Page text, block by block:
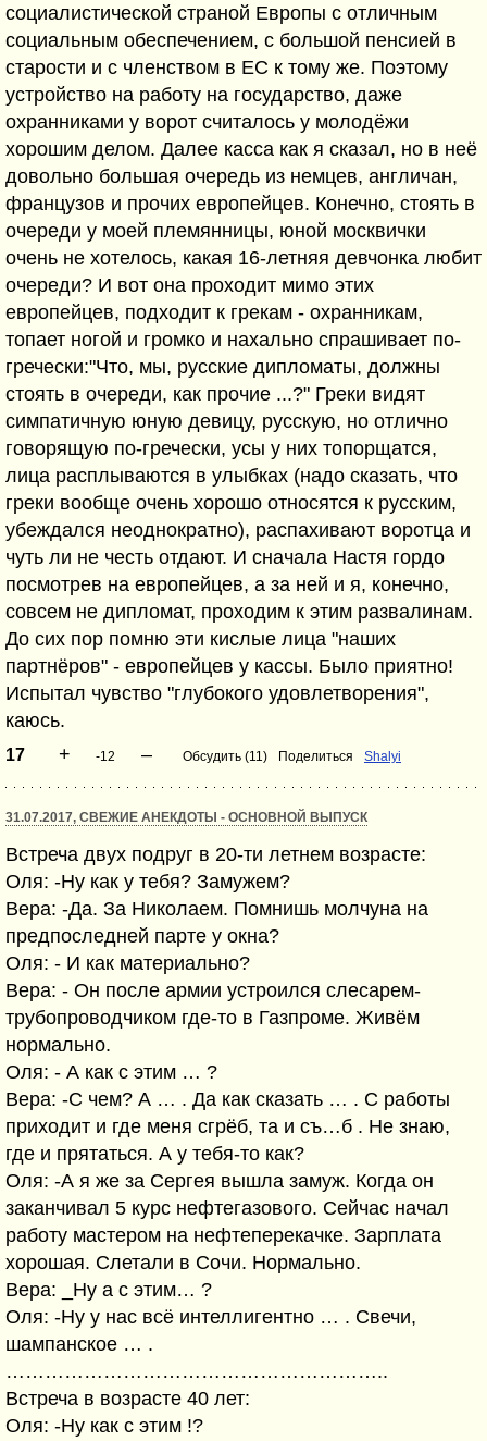
социалистической страной Европы с отличным
социальным обеспечением, с большой пенсией в
старости и с членством в ЕС к тому же. Поэтому
устройство на работу на государство, даже
охранниками у ворот считалось у молодёжи
хорошим делом. Далее касса как я сказал, но в неё
довольно большая очередь из немцев, англичан,
французов и прочих европейцев. Конечно, стоять в
очереди у моей племянницы, юной москвички
очень не хотелось, какая 16-летняя девчонка любит
очереди? И вот она проходит мимо этих
европейцев, подходит к грекам - охранникам,
топает ногой и громко и нахально спрашивает по-
гречески:"Что, мы, русские дипломаты, должны
стоять в очереди, как прочие ...?" Греки видят
симпатичную юную девицу, русскую, но отлично
говорящую по-гречески, усы у них топорщатся,
лица расплываются в улыбках (надо сказать, что
греки вообще очень хорошо относятся к русским,
убеждался неоднократно), распахивают воротца и
чуть ли не честь отдают. И сначала Настя гордо
посмотрев на европейцев, а за ней и я, конечно,
совсем не дипломат, проходим к этим развалинам.
До сих пор помню эти кислые лица "наших
партнёров" - европейцев у кассы. Было приятно!
Испытал чувство "глубокого удовлетворения",
каюсь.
17 + -12 – Обсудить (11) Поделиться Shalyi
31.07.2017, СВЕЖИЕ АНЕКДОТЫ - ОСНОВНОЙ ВЫПУСК
Встреча двух подруг в 20-ти летнем возрасте:
Оля: -Ну как у тебя? Замужем?
Вера: -Да. За Николаем. Помнишь молчуна на
предпоследней парте у окна?
Оля: - И как материально?
Вера: - Он после армии устроился слесарем-
трубопроводчиком где-то в Газпроме. Живём
нормально.
Оля: - А как с этим … ?
Вера: -С чем? А … . Да как сказать … . С работы
приходит и где меня сгрёб, та и съ…б . Не знаю,
где и прятаться. А у тебя-то как?
Оля: -А я же за Сергея вышла замуж. Когда он
заканчивал 5 курс нефтегазового. Сейчас начал
работу мастером на нефтеперекачке. Зарплата
хорошая. Слетали в Сочи. Нормально.
Вера: _Ну а с этим… ?
Оля: -Ну у нас всё интеллигентно … . Свечи,
шампанское … .
…………………………………………………..
Встреча в возрасте 40 лет:
Оля: -Ну как с этим !?